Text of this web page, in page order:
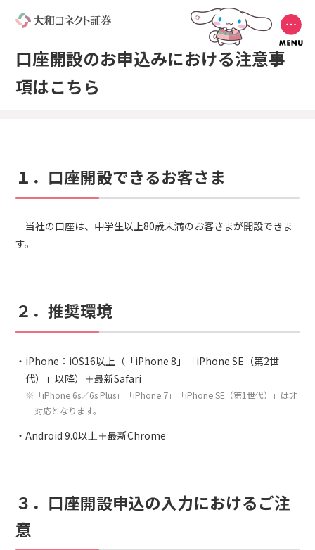
口座開設のお申込みにおける注意事
項はこちら
１．口座開設できるお客さま
当社の口座は、中学生以上80歳未満のお客さまが開設できま
す。
２．推奨環境
iPhone：iOS16以上（「iPhone 8」「iPhone SE（第2世
代）」以降）＋最新Safari
※「iPhone 6s／6s Plus」「iPhone 7」「iPhone SE（第1世代）」は非
対応となります。
Android 9.0以上＋最新Chrome
３．口座開設申込の入力におけるご注
意